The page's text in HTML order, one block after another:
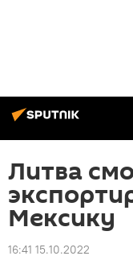
Литва
Мексику
16:41 15.10.2022